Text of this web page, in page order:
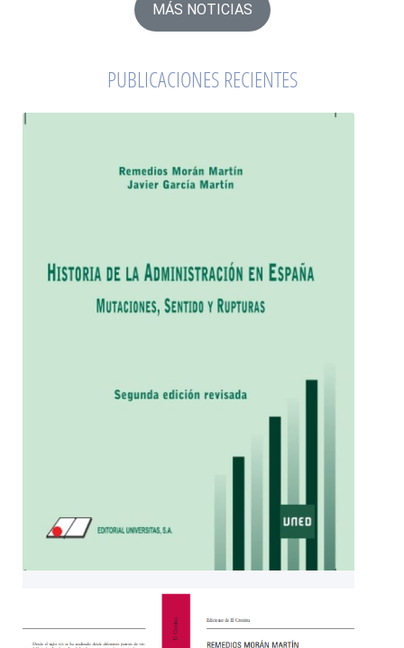
MÁS NOTICIAS
PUBLICACIONES RECIENTES